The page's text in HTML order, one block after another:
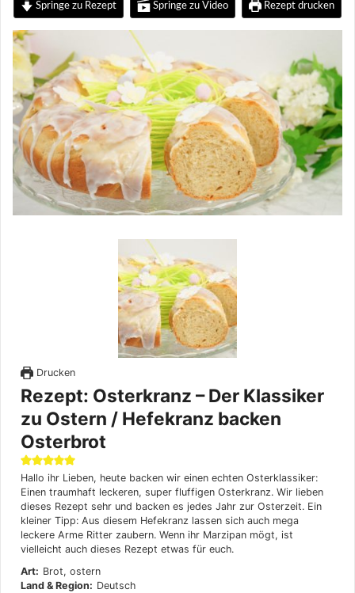
Springe zu Rezept Springe zu Video Rezept drucken
Drucken
Rezept: Osterkranz – Der Klassiker
zu Ostern / Hefekranz backen
Osterbrot
Hallo ihr Lieben, heute backen wir einen echten Osterklassiker:
Einen traumhaft leckeren, super fluffigen Osterkranz. Wir lieben
dieses Rezept sehr und backen es jedes Jahr zur Osterzeit. Ein
kleiner Tipp: Aus diesem Hefekranz lassen sich auch mega
leckere Arme Ritter zaubern. Wenn ihr Marzipan mögt, ist
vielleicht auch dieses Rezept etwas für euch.
Art: Brot, ostern
Land & Region: Deutsch